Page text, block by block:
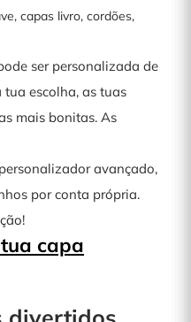
capas livro, cordões,
ser personalizada de
tua escolha, as tuas
mais bonitas. As
avançado,
por conta própria.
capa